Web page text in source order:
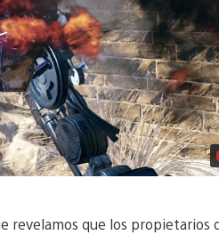
revelamos que los propietarios